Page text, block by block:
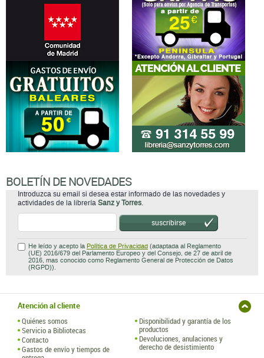
BOLETÍN DE NOVEDADES
Introduzca su email si desea estar informado de las novedades y
actividades de la librería Sanz y Torres
suscribirse
He leído y acepto la Política de Privacidad (adaptada al Reglamento
(UE) 2016/679 del Parlamento Europeo y del Consejo, de 27 de abril de
2016, mas conocido como Reglamento General de Protección de Datos
(RGPD)).
Atención al cliente
Quiénes somos
Servicio a Bibliotecas
Contacto
Gastos de envío y tiempos de
Disponibilidad y garantía de los
productos
Devoluciones, anulaciones y
derecho de desistimiento